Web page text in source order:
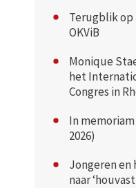
Terugblik op
OKViB
Monique
het
Congres in
In
2026)
Jongeren
naar